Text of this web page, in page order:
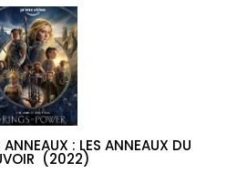
ANNEAUX : LES ANNEAUX DU
(2022)